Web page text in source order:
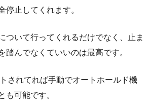
停止してくれます。
ついて行ってくれるだけでなく、止ま
踏んでなくていいのは最高です。
されてれば手動でオートホールド機
も可能です。